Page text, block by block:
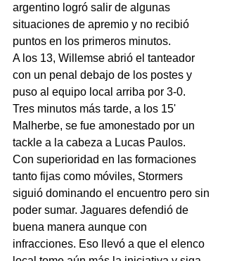
argentino logró salir de algunas
situaciones de apremio y no recibió
puntos en los primeros minutos.
A los 13, Willemse abrió el tanteador
con un penal debajo de los postes y
puso al equipo local arriba por 3-0.
Tres minutos más tarde, a los 15'
Malherbe, se fue amonestado por un
tackle a la cabeza a Lucas Paulos.
Con superioridad en las formaciones
tanto fijas como móviles, Stormers
siguió dominando el encuentro pero sin
poder sumar. Jaguares defendió de
buena manera aunque con
infracciones. Eso llevó a que el elenco